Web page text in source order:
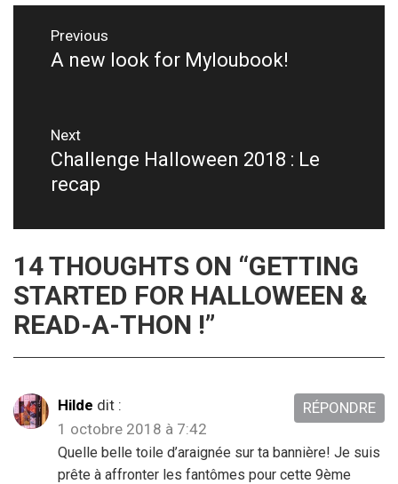
Navigation
Previous
Previous
A new look for Myloubook!
Next
Next
post:
Challenge Halloween 2018 : Le
recap
14 THOUGHTS ON “GETTING
STARTED FOR HALLOWEEN &
READ-A-THON !”
Hilde dit :
1 octobre 2018 à 7:42
Quelle belle toile d’araignée sur ta bannière! Je suis
prête à affronter les fantômes pour cette 9ème
RÉPONDRE